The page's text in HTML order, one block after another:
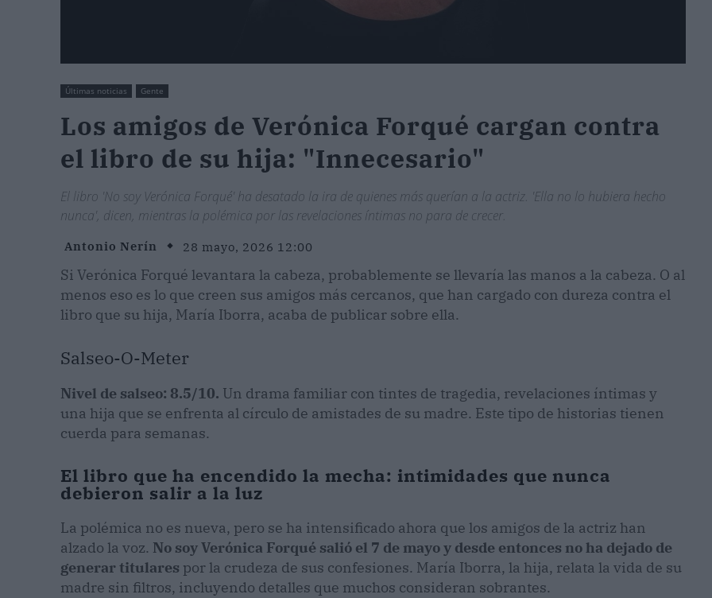
Últimas noticias Gente
Los amigos de Verónica Forqué cargan contra
el libro de su hija: "Innecesario"
El libro 'No soy Verónica Forqué' ha desatado la ira de quienes más querían a la actriz. 'Ella no lo hubiera hecho
nunca', dicen, mientras la polémica por las revelaciones íntimas no para de crecer.
Antonio Nerín 28 mayo, 2026 12:00
Si Verónica Forqué levantara la cabeza, probablemente se llevaría las manos a la cabeza. O al
menos eso es lo que creen sus amigos más cercanos, que han cargado con dureza contra el
libro que su hija, María Iborra, acaba de publicar sobre ella.
Salseo-O-Meter
Nivel de salseo: 8.5/10. Un drama familiar con tintes de tragedia, revelaciones íntimas y
una hija que se enfrenta al círculo de amistades de su madre. Este tipo de historias tienen
cuerda para semanas.
El libro que ha encendido la mecha: intimidades que nunca
debieron salir a la luz
La polémica no es nueva, pero se ha intensificado ahora que los amigos de la actriz han
alzado la voz. No soy Verónica Forqué salió el 7 de mayo y desde entonces no ha dejado de
generar titulares por la crudeza de sus confesiones. María Iborra, la hija, relata la vida de su
madre sin filtros, incluyendo detalles que muchos consideran sobrantes.